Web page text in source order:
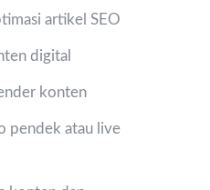
artikel SEO
digital
konten
pendek atau live